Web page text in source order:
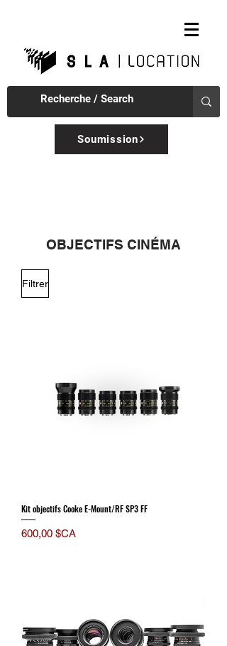
Soumission
OBJECTIFS CINÉMA
Filtrer
Kit objectifs Cooke E-Mount/RF SP3 FF
Prix
600,00 $CA